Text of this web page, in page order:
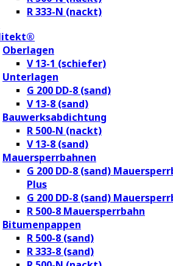
R 333-N (nackt)
Oberlagen
V 13-1 (schiefer)
Unterlagen
G 200 DD-8 (sand)
V 13-8 (sand)
Bauwerksabdichtung
R 500-N (nackt)
V 13-8 (sand)
Mauersperrbahnen
G 200 DD-8 (sand)
Plus
G 200 DD-8 (sand)
R 500-8 Mauersperrbahn
Bitumenpappen
R 500-8 (sand)
R 333-8 (sand)